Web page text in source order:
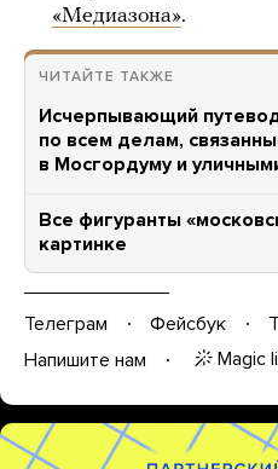
«Медиазона».
ЧИТАЙТЕ ТАКЖЕ
Исчерпывающий
по всем делам,
в Мосгордуму и
Все фигуранты
картинке
Телеграм Фейсбук
Напишите нам
Magic